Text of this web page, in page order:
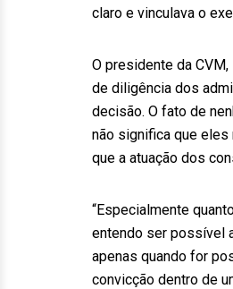
claro e vinculava o
O presidente da
de diligência dos
decisão. O fato de
não significa que eles
que a atuação dos
“Especialmente
entendo ser possível
apenas quando for
convicção dentro de